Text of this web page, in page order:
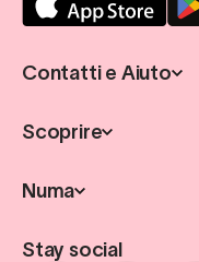
Contatti e Aiuto
Scoprire
Numa
Stay social